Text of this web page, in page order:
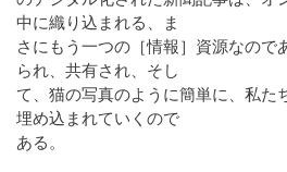
中に織り込まれる、ま
さにもう一つの［情報］資源なので
られ、共有され、そし
て、猫の写真のように簡単に、私た
埋め込まれていくので
ある。